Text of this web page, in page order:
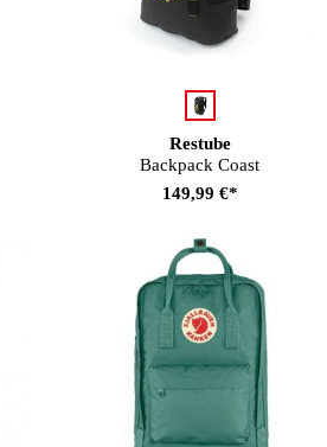
Restube
Backpack Coast
Farbeauswählen
149,99 €*